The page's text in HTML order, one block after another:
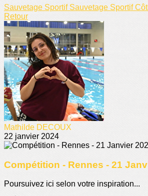
Sauvetage SportifSauvetage Sportif
Retour
Mathilde DECOUX
22 janvier 2024
Compétition - Rennes - 21
Poursuivez ici selon votre inspiration...